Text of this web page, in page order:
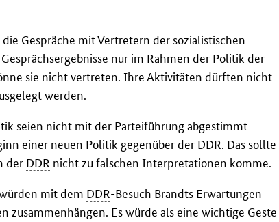
Gespräche mit Vertretern der sozialistischen
nur im Rahmen der Politik der
sie nicht vertreten. Ihre Aktivitäten dürften nicht
werden.
seien nicht mit der Parteiführung abgestimmt
einer neuen Politik gegenüber der DDR. Das sollte
der DDR nicht zu falschen Interpretationen komme.
mit dem DDR-Besuch Brandts Erwartungen
Es würde als eine wichtige Geste